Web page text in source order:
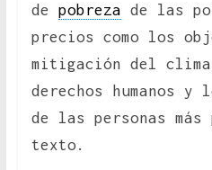
de pobreza de las
precios como los
mitigación del
derechos humanos y
de las personas
texto.